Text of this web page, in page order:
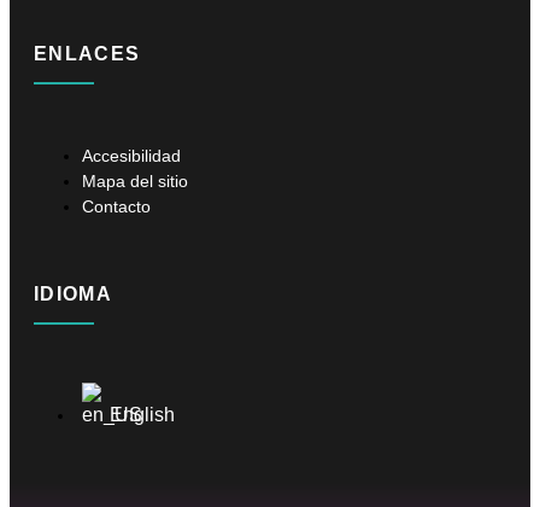
ENLACES
Accesibilidad
Mapa del sitio
Contacto
IDIOMA
English